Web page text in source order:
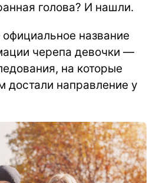
голова? И нашли.
название
черепа девочки —
на которые
достали направление у